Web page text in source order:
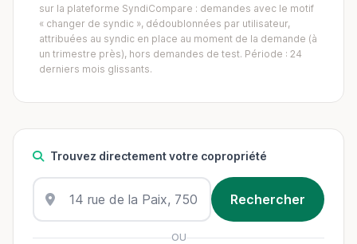
sur la plateforme SyndiCompare : demandes avec le motif
« changer de syndic », dédoublonnées par utilisateur,
attribuées au syndic en place au moment de la demande (à
un trimestre près), hors demandes de test. Période : 24
derniers mois glissants.
Trouvez directement votre copropriété
OU